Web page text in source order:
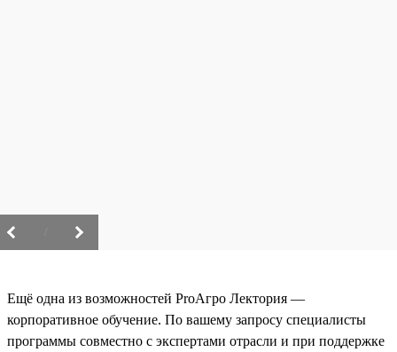
Ещё одна из возможностей ProАгро Лектория —
корпоративное обучение. По вашему запросу специалисты
программы совместно с экспертами отрасли и при поддержке